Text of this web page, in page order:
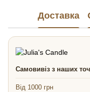
Доставка
Самовивіз з наших
Від 1000 грн